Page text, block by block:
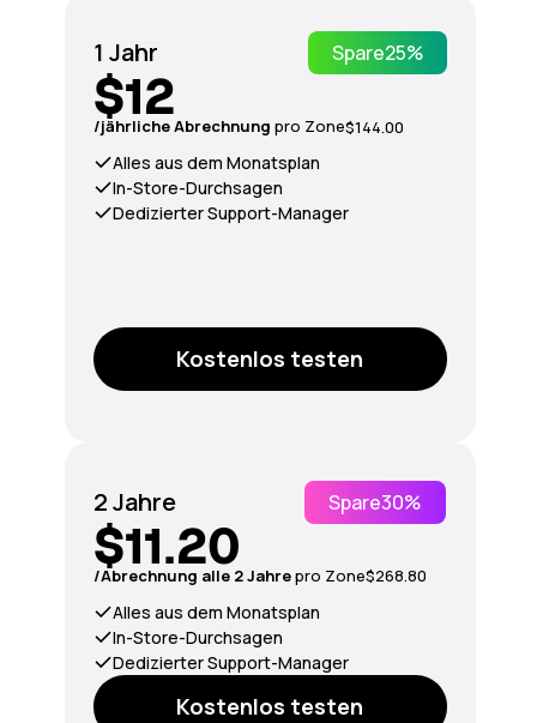
1 Jahr Spare25%
$12
/jährliche Abrechnung pro Zone$144.00
Alles aus dem Monatsplan
In-Store-Durchsagen
Dedizierter Support-Manager
Kostenlos testen
2 Jahre Spare30%
$11.20
/Abrechnung alle 2 Jahrepro Zone$268.80
Alles aus dem Monatsplan
In-Store-Durchsagen
Dedizierter Support-Manager
Kostenlos testen